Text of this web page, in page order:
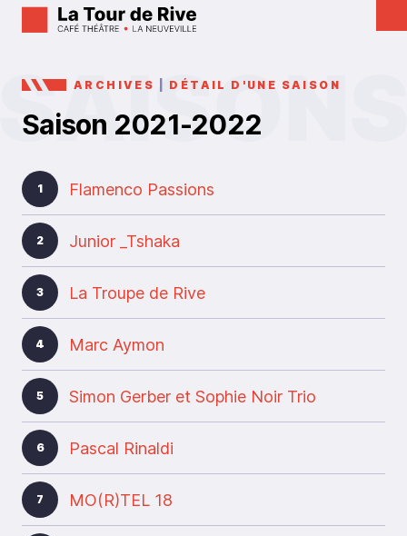
ARCHIVES DÉTAIL D'UNE SAISON
Saison 2021-2022
1 Flamenco Passions
2 Junior _Tshaka
3 La Troupe de Rive
4 Marc Aymon
5 Simon Gerber et Sophie Noir Trio
6 Pascal Rinaldi
7 MO(R)TEL 18